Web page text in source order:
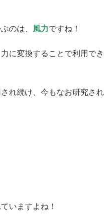
のは、 風力ですね！
に変換することで利用でき
れ続け、今もなお研究され
いますよね！